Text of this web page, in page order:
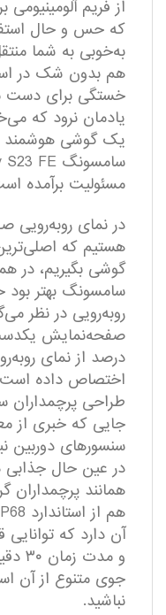
از فریم
که حس و حال
هم بدون شک در
خستگی برای دست
یادمان نرود که
یک گوشی هوشمند
مسئولیت بر‌آمده
در نمای
هستیم که
گوشی بگیریم،
سامسونگ بهتر بود
رو‌به‌رویی در نظر
درصد از نمای
اختصاص داده
جایی که خبری از
سنسور‌های دوربین
در عین حال جذابی
و
جوی متنوع از آن
نباشید.